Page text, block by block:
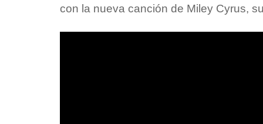
con la nueva canción de Miley Cyrus,